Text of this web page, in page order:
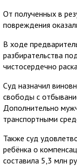
От полученных в
повреждения
В ходе
разбирательства
чистосердечно
Суд назначил
свободы с
Дополнительно
транспортными
Также суд
ребёнка о
составила 5,3 млн